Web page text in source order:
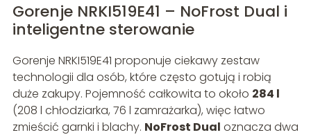
Gorenje NRKI519E41 – NoFrost Dual i
inteligentne sterowanie
Gorenje NRKI519E41 proponuje ciekawy zestaw
technologii dla osób, które często gotują i robią
duże zakupy. Pojemność całkowita to około 284 l
(208 l chłodziarka, 76 l zamrażarka), więc łatwo
zmieścić garnki i blachy. NoFrost Dual oznacza dwa